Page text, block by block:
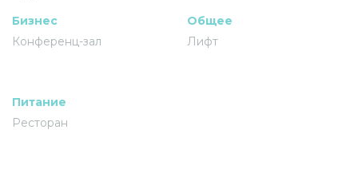
Бизнес
Конференц-зал
Общее
Лифт
Питание
Ресторан